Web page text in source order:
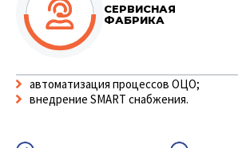
СЕРВИСНАЯ
ФАБРИКА
автоматизация процессов ОЦО;
внедрение SMART снабжения.